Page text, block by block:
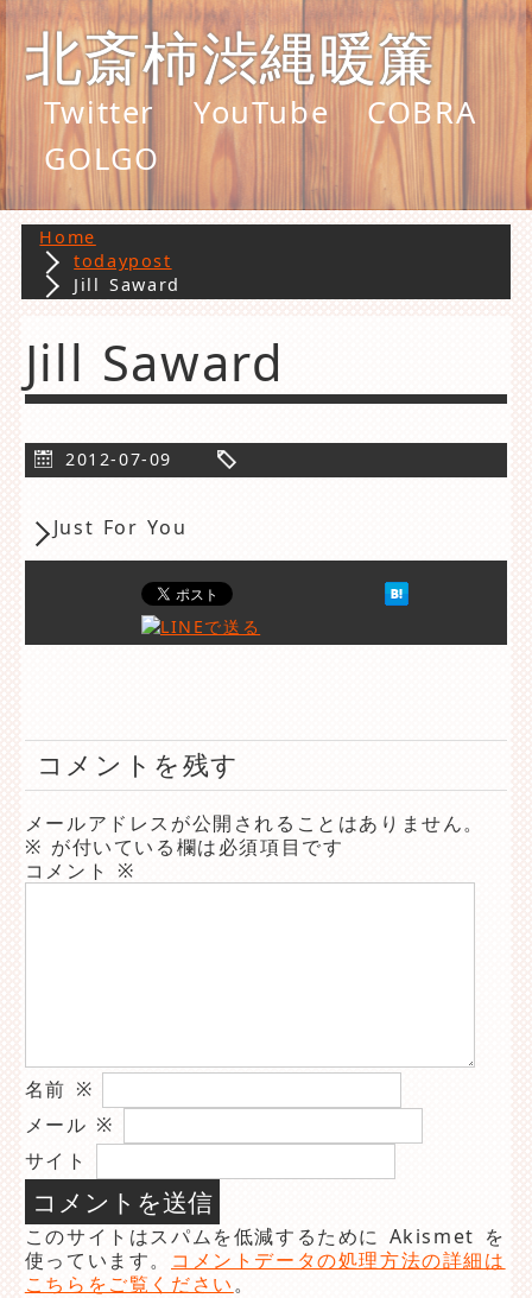
北斎柿渋縄暖簾
Twitter YouTube
COBRA
GOLGO
Home
todaypost
Jill Saward
Jill Saward
2012-07-09
Just For You
コメントを残す
メールアドレスが公開されることはありません。
※ が付いている欄は必須項目です
コメント ※
名前 ※
メール※
サイト
このサイトはスパムを低減するために Akismet を
使っています。 コメントデータの処理方法の詳細は
こちらをご覧ください。